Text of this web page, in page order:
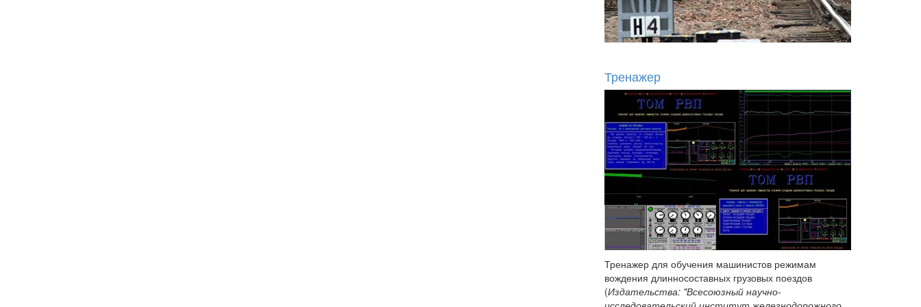
Тренажер
Тренажер для обучения машинистов режимам
вождения длинносоставных грузовых поездов
(Издательства: "Всесоюзный научно-